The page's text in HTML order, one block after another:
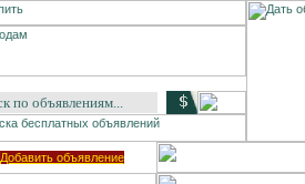
Добавить объявление